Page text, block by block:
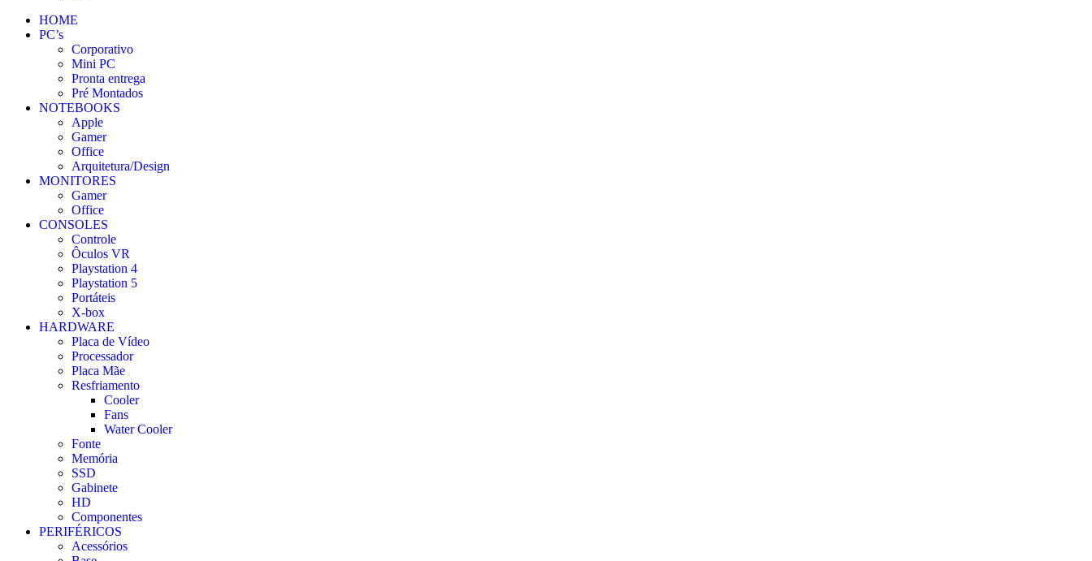
HOME
PC’s
Corporativo
Mini PC
Pronta entrega
Pré Montados
NOTEBOOKS
Apple
Gamer
Office
Arquitetura/Design
MONITORES
Gamer
Office
CONSOLES
Controle
Ôculos VR
Playstation 4
Playstation 5
Portáteis
X-box
HARDWARE
Placa de Vídeo
Processador
Placa Mãe
Resfriamento
Cooler
Fans
Water Cooler
Fonte
Memória
SSD
Gabinete
HD
Componentes
PERIFÉRICOS
Acessórios